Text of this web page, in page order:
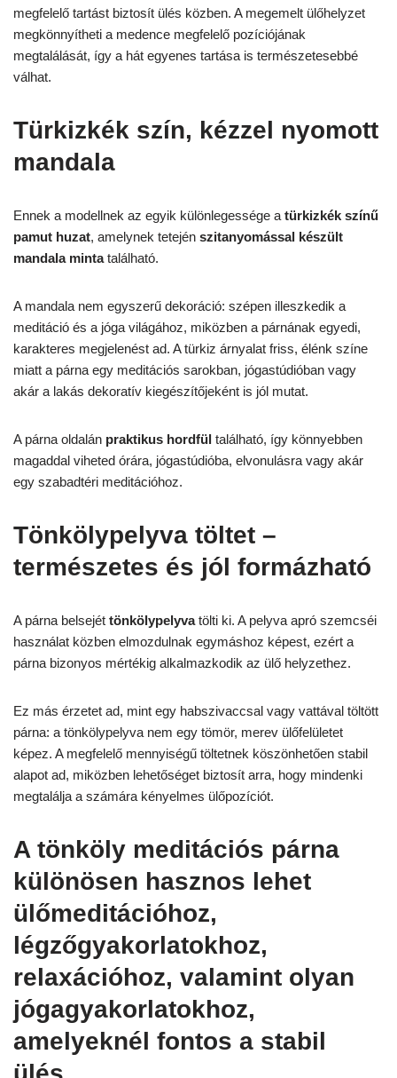
megfelelő tartást biztosít ülés közben. A megemelt ülőhelyzet
megkönnyítheti a medence megfelelő pozíciójának
megtalálását, így a hát egyenes tartása is természetesebbé
válhat.
Türkizkék szín, kézzel nyomott
mandala
Ennek a modellnek az egyik különlegessége a türkizkék színű
pamut huzat, amelynek tetején szitanyomással készült
mandala mintatalálható.
A mandala nem egyszerű dekoráció: szépen illeszkedik a
meditáció és a jóga világához, miközben a párnának egyedi,
karakteres megjelenést ad. A türkiz árnyalat friss, élénk színe
miatt a párna egy meditációs sarokban, jógastúdióban vagy
akár a lakás dekoratív kiegészítőjeként is jól mutat.
A párna oldalán praktikus hordfül található, így könnyebben
magaddal viheted órára, jógastúdióba, elvonulásra vagy akár
egy szabadtéri meditációhoz.
Tönkölypelyva töltet –
természetes és jól formázható
A párna belsejét tönkölypelyvatölti ki. A pelyva apró szemcséi
használat közben elmozdulnak egymáshoz képest, ezért a
párna bizonyos mértékig alkalmazkodik az ülő helyzethez.
Ez más érzetet ad, mint egy habszivaccsal vagy vattával töltött
párna: a tönkölypelyva nem egy tömör, merev ülőfelületet
képez. A megfelelő mennyiségű töltetnek köszönhetően stabil
alapot ad, miközben lehetőséget biztosít arra, hogy mindenki
megtalálja a számára kényelmes ülőpozíciót.
A tönköly meditációs párna
különösen hasznos lehet
ülőmeditációhoz,
légzőgyakorlatokhoz,
relaxációhoz, valamint olyan
jógagyakorlatokhoz,
amelyeknél fontos a stabil